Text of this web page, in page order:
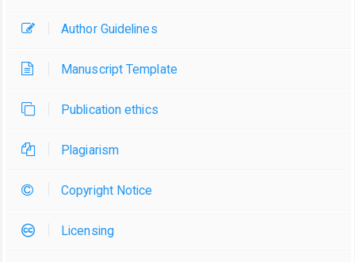
Author Guidelines
Manuscript Template
Publication ethics
Plagiarism
Copyright Notice
Licensing